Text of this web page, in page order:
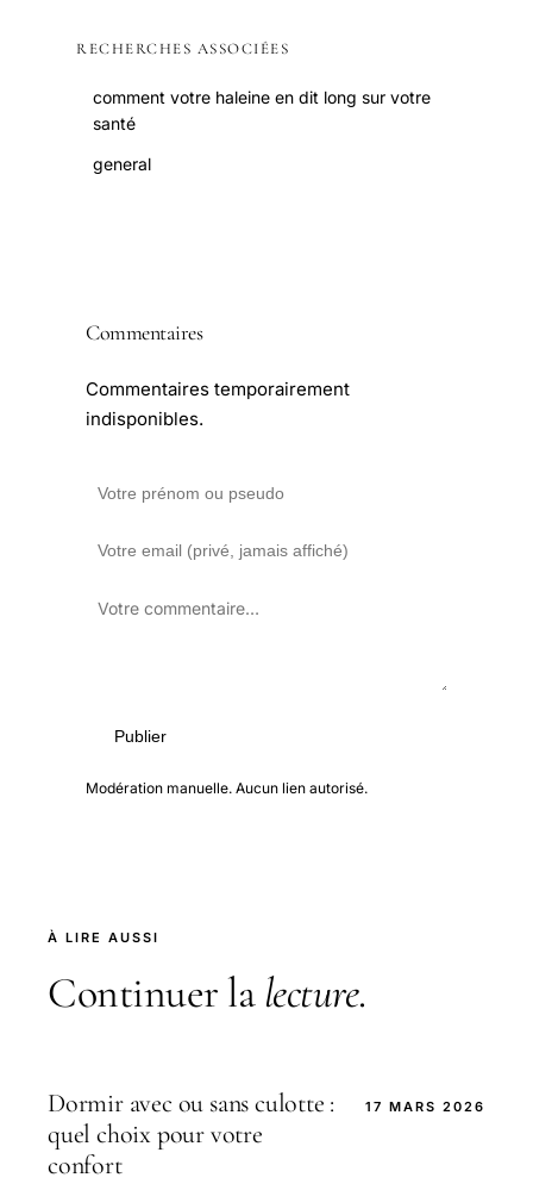
RECHERCHES ASSOCIÉES
comment votre haleine en dit long sur votre
santé
general
Commentaires
Commentaires temporairement
indisponibles.
Publier
Modération manuelle. Aucun lien autorisé.
À LIRE AUSSI
Continuer la lecture.
Dormir avec ou sans culotte :
quel choix pour votre
confort
17 MARS 2026